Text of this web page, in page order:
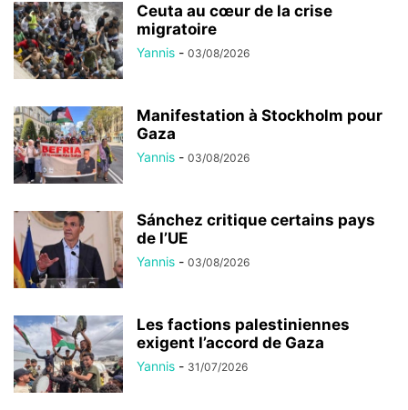
Ceuta au cœur de la crise
migratoire
Yannis - 03/08/2026
Manifestation à Stockholm pour
Gaza
Yannis - 03/08/2026
Sánchez critique certains pays
de l’UE
Yannis - 03/08/2026
Les factions palestiniennes
exigent l’accord de Gaza
Yannis - 31/07/2026